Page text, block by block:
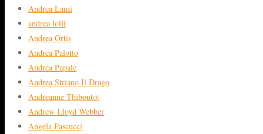
Andrea Lami
andrea lolli
Andrea Ortis
Andrea Palotto
Andrea Papale
Andrea Striano Il Drago
Andreanne Thiboutot
Andrew Lloyd Webber
Angela Pascucci